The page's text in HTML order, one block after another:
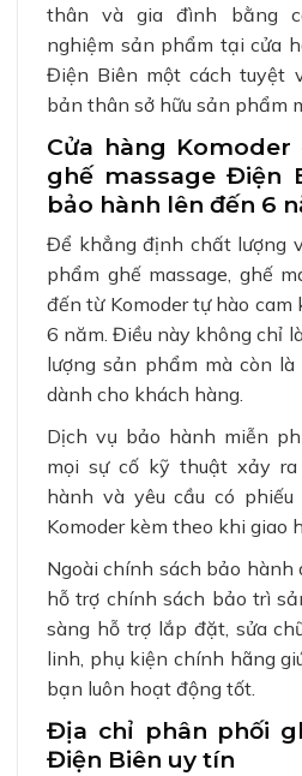
thân và gia đình bằng
nghiệm sản phẩm tại cửa
Điện Biên một cách tuyệt
bản thân sở hữu sản phẩm
Cửa hàng
ghế massage Điện
bảo hành lên đến 6
Để khẳng định chất lượng
phẩm ghế massage, ghế
đến từ Komoder tự hào
6 năm. Điều này không chỉ
lượng sản phẩm mà còn
dành cho khách hàng.
Dịch vụ bảo hành miễn
mọi sự cố kỹ thuật xảy
hành và yêu cầu có
Komoder kèm theo khi giao
Ngoài chính sách bảo hành
hỗ trợ chính sách bảo trì
sàng hỗ trợ lắp đặt, sửa
linh, phụ kiện chính hãng
bạn luôn hoạt động tốt.
Địa chỉ phân phối
Điện Biên uy tín